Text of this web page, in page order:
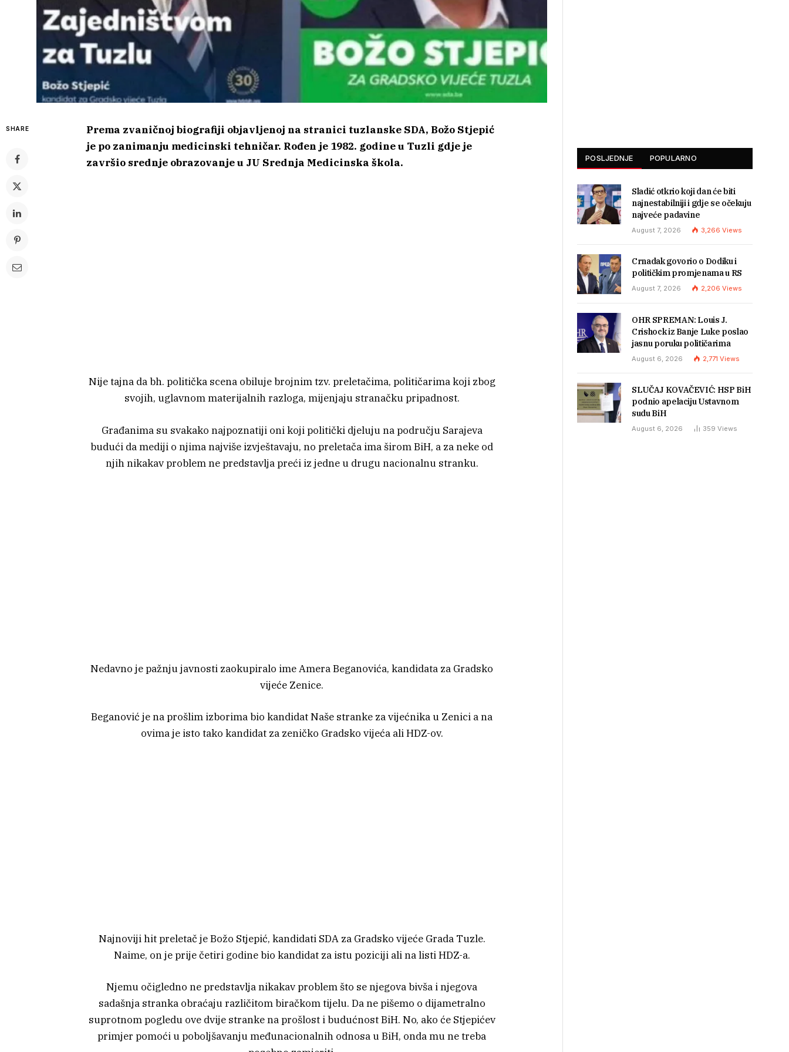
SHARE
Prema zvaničnoj biografiji objavljenoj na stranici tuzlanske SDA, Božo Stjepić
je po zanimanju medicinski tehničar. Rođen je 1982. godine u Tuzli gdje je
završio srednje obrazovanje u JU Srednja Medicinska škola.
Nije tajna da bh. politička scena obiluje brojnim tzv. preletačima, političarima koji zbog
svojih, uglavnom materijalnih razloga, mijenjaju stranačku pripadnost.
Građanima su svakako najpoznatiji oni koji politički djeluju na području Sarajeva
budući da mediji o njima najviše izvještavaju, no preletača ima širom BiH, a za neke od
njih nikakav problem ne predstavlja preći iz jedne u drugu nacionalnu stranku.
Nedavno je pažnju javnosti zaokupiralo ime Amera Beganovića, kandidata za Gradsko
vijeće Zenice.
Beganović je na prošlim izborima bio kandidat Naše stranke za vijećnika u Zenici a na
ovima je isto tako kandidat za zeničko Gradsko vijeća ali HDZ-ov.
Najnoviji hit preletač je Božo Stjepić, kandidati SDA za Gradsko vijeće Grada Tuzle.
Naime, on je prije četiri godine bio kandidat za istu poziciji ali na listi HDZ-a.
Njemu očigledno ne predstavlja nikakav problem što se njegova bivša i njegova
sadašnja stranka obraćaju različitom biračkom tijelu. Da ne pišemo o dijametralno
suprotnom pogledu ove dvije stranke na prošlost i budućnost BiH. No, ako će Stjepićev
primjer pomoći u poboljšavanju međunacionalnih odnosa u BiH, onda mu ne treba
POSLJEDNJE POPULARNO
Sladić otkrio koji dan će biti
najnestabilniji i gdje se očekuju
najveće padavine
August 7, 2026 3,266 Views
Crnadak govorio o Dodiku i
političkim promjenama u RS
August 7, 2026 2,206 Views
OHR SPREMAN: Louis J.
Crishock iz Banje Luke poslao
jasnu poruku političarima
August 6, 2026 2,771 Views
SLUČAJ KOVAČEVIĆ: HSP BiH
podnio apelaciju Ustavnom
sudu BiH
August 6, 2026 359 Views